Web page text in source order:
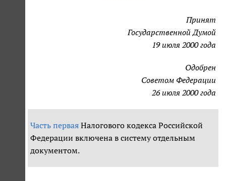
Принят
Государственной Думой
19 июля 2000 года
Одобрен
Советом Федерации
26 июля 2000 года
Часть первая Налогового кодекса Российской
Федерации включена в систему отдельным
документом.